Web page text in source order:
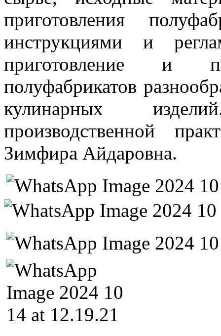
приготовления
инструкциями и
приготовление и
полуфабрикатов
кулинарных
производственной
Зимфира Айдаровна.